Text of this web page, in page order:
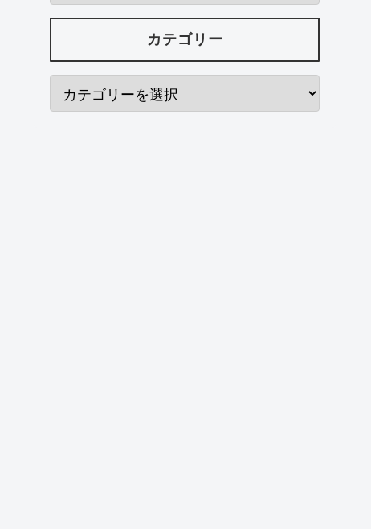
カテゴリー